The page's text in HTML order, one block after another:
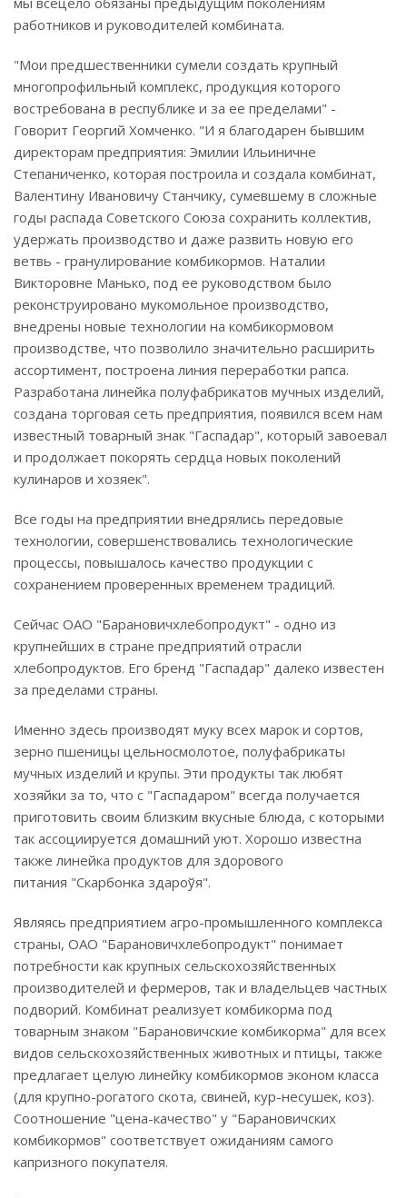
работников и руководителей комбината.
"Мои предшественники сумели создать крупный
многопрофильный комплекс, продукция которого
востребована в республике и за ее пределами" -
Говорит Георгий Хомченко. "И я благодарен бывшим
директорам предприятия: Эмилии Ильиничне
Степаниченко, которая построила и создала комбинат,
Валентину Ивановичу Станчику, сумевшему в сложные
годы распада Советского Союза сохранить коллектив,
удержать производство и даже развить новую его
ветвь - гранулирование комбикормов. Наталии
Викторовне Манько, под ее руководством было
реконструировано мукомольное производство,
внедрены новые технологии на комбикормовом
производстве, что позволило значительно расширить
ассортимент, построена линия переработки рапса.
Разработана линейка полуфабрикатов мучных изделий,
создана торговая сеть предприятия, появился всем нам
известный товарный знак "Гаспадар", который завоевал
и продолжает покорять сердца новых поколений
кулинаров и хозяек".
Все годы на предприятии внедрялись передовые
технологии, совершенствовались технологические
процессы, повышалось качество продукции с
сохранением проверенных временем традиций.
Сейчас ОАО "Барановичхлебопродукт" - одно из
крупнейших в стране предприятий отрасли
хлебопродуктов. Его бренд "Гаспадар" далеко известен
за пределами страны.
Именно здесь производят муку всех марок и сортов,
зерно пшеницы цельносмолотое, полуфабрикаты
мучных изделий и крупы. Эти продукты так любят
хозяйки за то, что с "Гаспадаром" всегда получается
приготовить своим близким вкусные блюда, с которыми
так ассоциируется домашний уют. Хорошо известна
также линейка продуктов для здорового
питания "Скарбонка здароўя".
Являясь предприятием агро-промышленного комплекса
страны, ОАО "Барановичхлебопродукт" понимает
потребности как крупных сельскохозяйственных
производителей и фермеров, так и владельцев частных
подворий. Комбинат реализует комбикорма под
товарным знаком "Барановичские комбикорма" для всех
видов сельскохозяйственных животных и птицы, также
предлагает целую линейку комбикормов эконом класса
(для крупно-рогатого скота, свиней, кур-несушек, коз).
Соотношение "цена-качество" у "Барановичских
комбикормов" соответствует ожиданиям самого
капризного покупателя.